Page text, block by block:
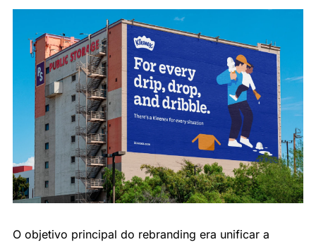
O objetivo principal do rebranding era unificar a